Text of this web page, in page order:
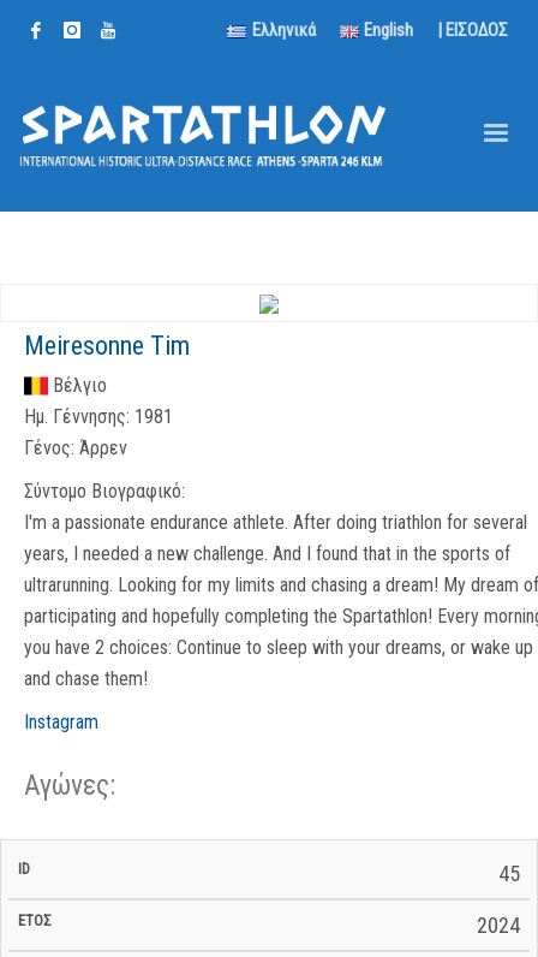
Ελληνικά English | ΕΙΣΟΔΟΣ
Meiresonne Tim
Βέλγιο
Ημ. Γέννησης: 1981
Γένος: Άρρεν
Σύντομο Βιογραφικό:
I'm a passionate endurance athlete. After doing triathlon for several
years, I needed a new challenge. And I found that in the sports of
ultrarunning. Looking for my limits and chasing a dream! My dream of
participating and hopefully completing the Spartathlon! Every
you have 2 choices: Continue to sleep with your dreams, or wake up
and chase them!
Instagram
Αγώνες:
Αγώνα
Ημερομηνία
45
2024